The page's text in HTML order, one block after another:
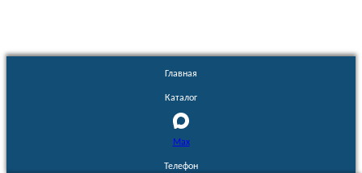
Главная
Каталог
Max
Телефон